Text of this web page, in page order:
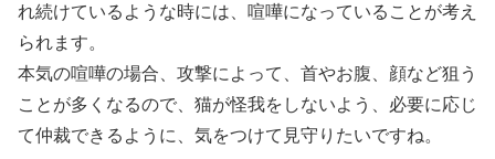
れ続けているような時には、喧嘩になっていることが考え
られます。
本気の喧嘩の場合、攻撃によって、首やお腹、顔など狙う
ことが多くなるので、猫が怪我をしないよう、必要に応じ
て仲裁できるように、気をつけて見守りたいですね。